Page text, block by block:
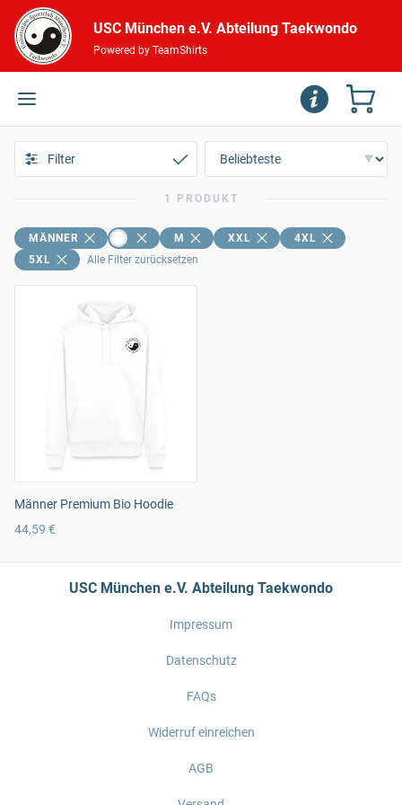
USC München e.V. Abteilung Taekwondo
Powered by TeamShirts
Filter
1 PRODUKT
MÄNNER M XXL
4XL
5XL
Alle Filter zurücksetzen
Männer Premium Bio Hoodie
44,59 €
USC München e.V. Abteilung Taekwondo
Impressum
Datenschutz
FAQs
Widerruf einreichen
AGB